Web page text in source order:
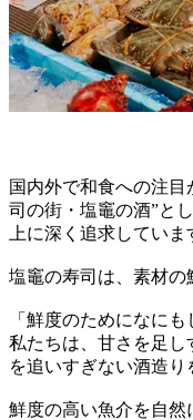
国内外で和食への注
司の街・塩竈の酒”と
上に深く追求していま
塩竈の寿司は、素材の
「鮮度のためになにも
私たちは、甘さを足
を追いすぎない酒造り
鮮度の高い魚介を自然